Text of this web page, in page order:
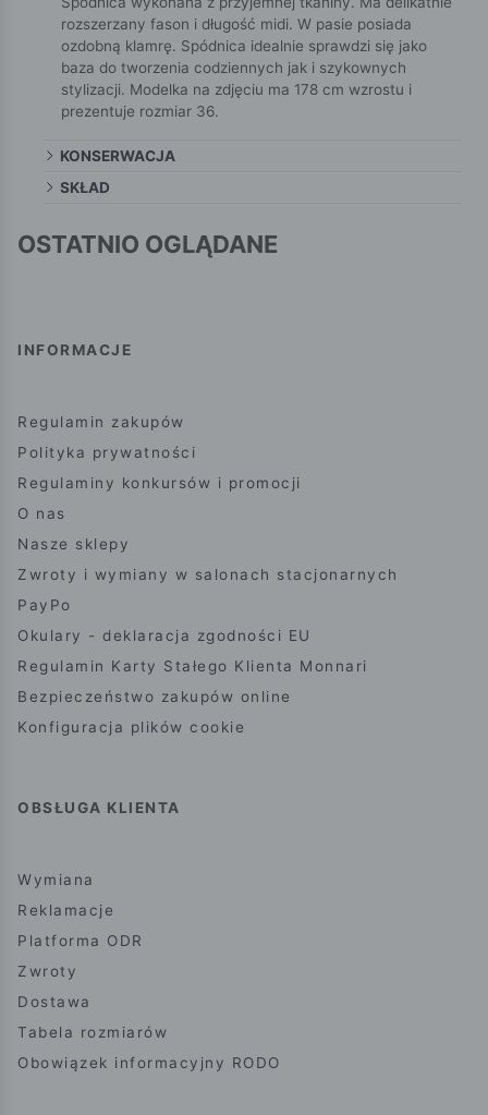
rozszerzany fason i długość midi. W pasie posiada
ozdobną klamrę. Spódnica idealnie sprawdzi się jako
baza do tworzenia codziennych jak i szykownych
stylizacji. Modelka na zdjęciu ma 178 cm wzrostu i
prezentuje rozmiar 36.
KONSERWACJA
SKŁAD
OSTATNIO OGLĄDANE
INFORMACJE
Regulamin zakupów
Polityka prywatności
Regulaminy konkursów i promocji
O nas
Nasze sklepy
Zwroty i wymiany w salonach stacjonarnych
PayPo
Okulary - deklaracja zgodności EU
Regulamin Karty Stałego Klienta Monnari
Bezpieczeństwo zakupów online
Konfiguracja plików cookie
OBSŁUGA KLIENTA
Wymiana
Reklamacje
Platforma ODR
Zwroty
Dostawa
Tabela rozmiarów
Obowiązek informacyjny RODO